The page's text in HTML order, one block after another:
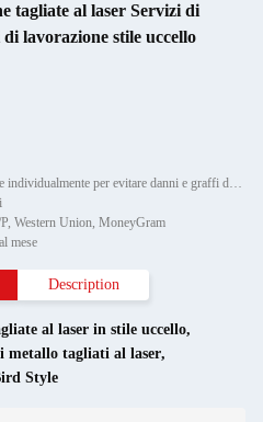
tagliate al laser Servizi di
lavorazione stile uccello
Imballaggi particolari: Imballaggio a bolle individualmente per evitare danni e graffi durante il trasporto, poi in cartone
Western Union, MoneyGram
mese
Description
al laser in stile uccello,
metallo tagliati al laser,
Style